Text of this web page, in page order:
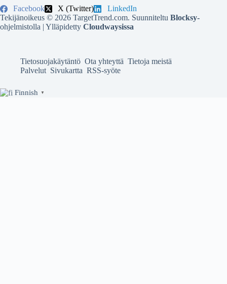
Facebook X (Twitter)
LinkedIn
Tekijänoikeus © 2026 TargetTrend.com. Suunniteltu Blocksy-
ohjelmistolla | Ylläpidetty Cloudwaysissa
Tietosuojakäytäntö Ota yhteyttä Tietoja meistä
Palvelut Sivukartta RSS-syöte
Finnish ▼